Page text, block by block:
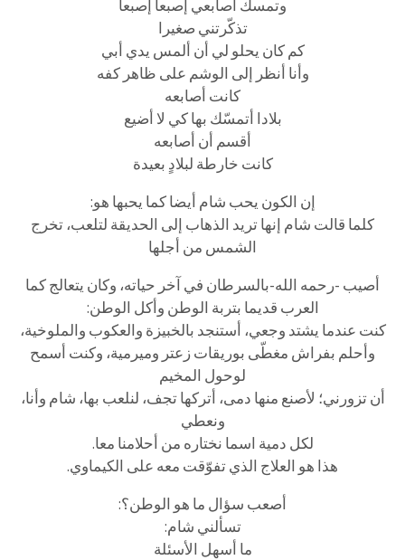
وتمسك أصابعي إصبعا إصبعا
تذكّرتني صغيرا
كم كان يحلو لي أن ألمس يدي أبي
وأنا أنظر إلى الوشم على ظاهر كفه
كانت أصابعه
بلادا أتمسّك بها كي لا أضيع
أقسم أن أصابعه
كانت خارطة لبلادٍ بعيدة
إن الكون يحب شام أيضا كما يحبها هو:
كلما قالت شام إنها تريد الذهاب إلى الحديقة لتلعب، تخرج
الشمس من أجلها
أصيب -رحمه الله-بالسرطان في آخر حياته، وكان يتعالج كما
العرب قديما بتربة الوطن وأكل الوطن:
كنت عندما يشتد وجعي، أستنجد بالخبيزة والعكوب والملوخية،
وأحلم بفراش مغطّى بوريقات زعتر وميرمية، وكنت أسمح
لوحول المخيم
أن تزورني؛ لأصنع منها دمى، أتركها تجف، لنلعب بها، شام وأنا،
ونعطي
لكل دمية اسما نختاره من أحلامنا معا.
هذا هو العلاج الذي تفوّقت معه على الكيماوي.
أصعب سؤال ما هو الوطن؟:
تسألني شام:
ما أسهل الأسئلة